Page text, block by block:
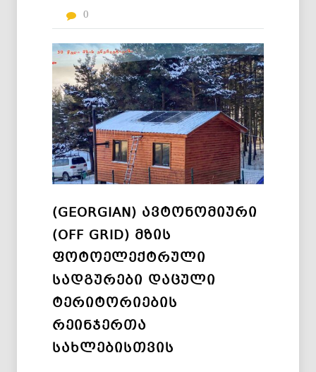
0
(GEORGIAN) ᲐᲕᲢᲝᲜᲝᲛᲘᲣᲠᲘ
(OFF GRID) ᲛᲖᲘᲡ
ᲤᲝᲢᲝᲔᲚᲔᲥᲢᲠᲣᲚᲘ
ᲡᲐᲓᲒᲣᲠᲔᲑᲘ ᲓᲐᲪᲣᲚᲘ
ᲢᲔᲠᲘᲢᲝᲠᲘᲔᲑᲘᲡ
ᲠᲔᲘᲜᲯᲔᲠᲗᲐ
ᲡᲐᲮᲚᲔᲑᲘᲡᲗᲕᲘᲡ